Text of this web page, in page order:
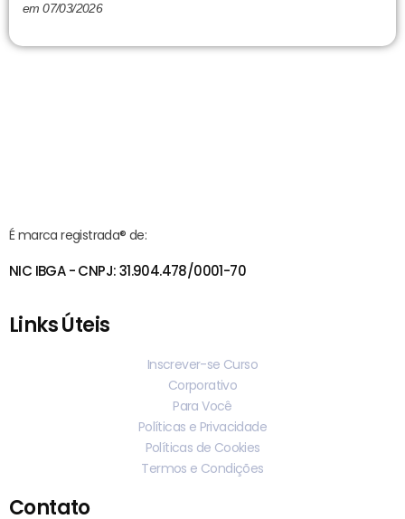
em 07/03/2026
É marca registrada® de:
NIC IBGA - CNPJ: 31.904.478/0001-70
Links Úteis
Inscrever-se Curso
Corporativo
Para Você
Políticas e Privacidade
Políticas de Cookies
Termos e Condições
Contato